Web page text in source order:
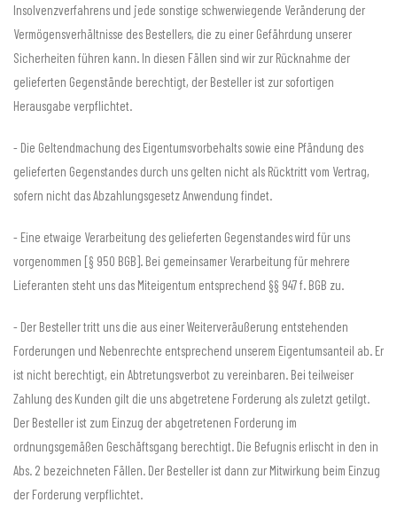
Insolvenzverfahrens und jede sonstige schwerwiegende Veränderung der
Vermögensverhältnisse des Bestellers, die zu einer Gefährdung unserer
Sicherheiten führen kann. In diesen Fällen sind wir zur Rücknahme der
gelieferten Gegenstände berechtigt, der Besteller ist zur sofortigen
Herausgabe verpflichtet.
- Die Geltendmachung des Eigentumsvorbehalts sowie eine Pfändung des
gelieferten Gegenstandes durch uns gelten nicht als Rücktritt vom Vertrag,
sofern nicht das Abzahlungsgesetz Anwendung findet.
- Eine etwaige Verarbeitung des gelieferten Gegenstandes wird für uns
vorgenommen [§ 950 BGB]. Bei gemeinsamer Verarbeitung für mehrere
Lieferanten steht uns das Miteigentum entsprechend §§ 947 f. BGB zu.
- Der Besteller tritt uns die aus einer Weiterveräußerung entstehenden
Forderungen und Nebenrechte entsprechend unserem Eigentumsanteil ab. Er
ist nicht berechtigt, ein Abtretungsverbot zu vereinbaren. Bei teilweiser
Zahlung des Kunden gilt die uns abgetretene Forderung als zuletzt getilgt.
Der Besteller ist zum Einzug der abgetretenen Forderung im
ordnungsgemäßen Geschäftsgang berechtigt. Die Befugnis erlischt in den in
Abs. 2 bezeichneten Fällen. Der Besteller ist dann zur Mitwirkung beim Einzug
der Forderung verpflichtet.